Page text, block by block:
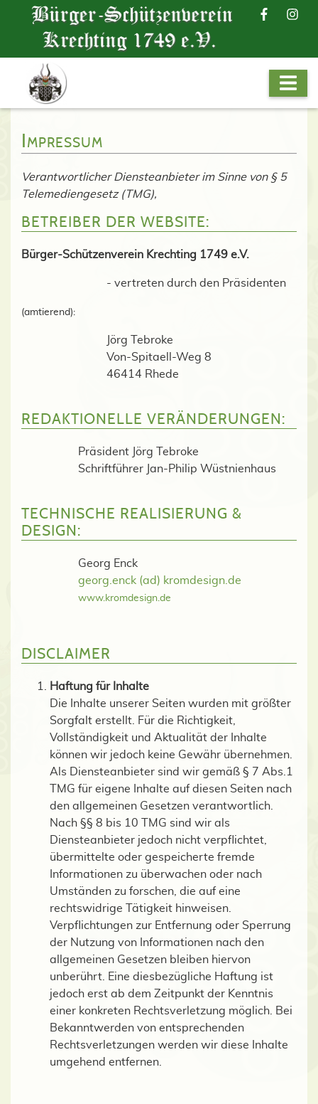
Impressum
Verantwortlicher Diensteanbieter im Sinne von § 5
Telemediengesetz (TMG),
BETREIBER DER WEBSITE:
Bürger-Schützenverein Krechting 1749 e.V.
- vertreten durch den Präsidenten
(amtierend):
Jörg Tebroke
Von-Spitaell-Weg 8
46414 Rhede
REDAKTIONELLE VERÄNDERUNGEN:
Präsident Jörg Tebroke
Schriftführer Jan-Philip Wüstnienhaus
TECHNISCHE REALISIERUNG &
DESIGN:
Georg Enck
georg.enck (ad) kromdesign.de
www.kromdesign.de
DISCLAIMER
Haftung für Inhalte
Die Inhalte unserer Seiten wurden mit größter
Sorgfalt erstellt. Für die Richtigkeit,
Vollständigkeit und Aktualität der Inhalte
können wir jedoch keine Gewähr übernehmen.
Als Diensteanbieter sind wir gemäß § 7 Abs.1
TMG für eigene Inhalte auf diesen Seiten nach
den allgemeinen Gesetzen verantwortlich.
Nach §§ 8 bis 10 TMG sind wir als
Diensteanbieter jedoch nicht verpflichtet,
übermittelte oder gespeicherte fremde
Informationen zu überwachen oder nach
Umständen zu forschen, die auf eine
rechtswidrige Tätigkeit hinweisen.
Verpflichtungen zur Entfernung oder Sperrung
der Nutzung von Informationen nach den
allgemeinen Gesetzen bleiben hiervon
unberührt. Eine diesbezügliche Haftung ist
jedoch erst ab dem Zeitpunkt der Kenntnis
einer konkreten Rechtsverletzung möglich. Bei
Bekanntwerden von entsprechenden
Rechtsverletzungen werden wir diese Inhalte
umgehend entfernen.